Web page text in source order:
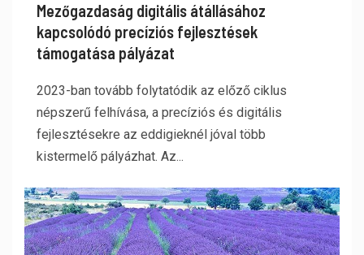
Mezőgazdaság digitális átállásához
kapcsolódó precíziós fejlesztések
támogatása pályázat
2023-ban tovább folytatódik az előző ciklus
népszerű felhívása, a precíziós és digitális
fejlesztésekre az eddigieknél jóval több
kistermelő pályázhat. Az...